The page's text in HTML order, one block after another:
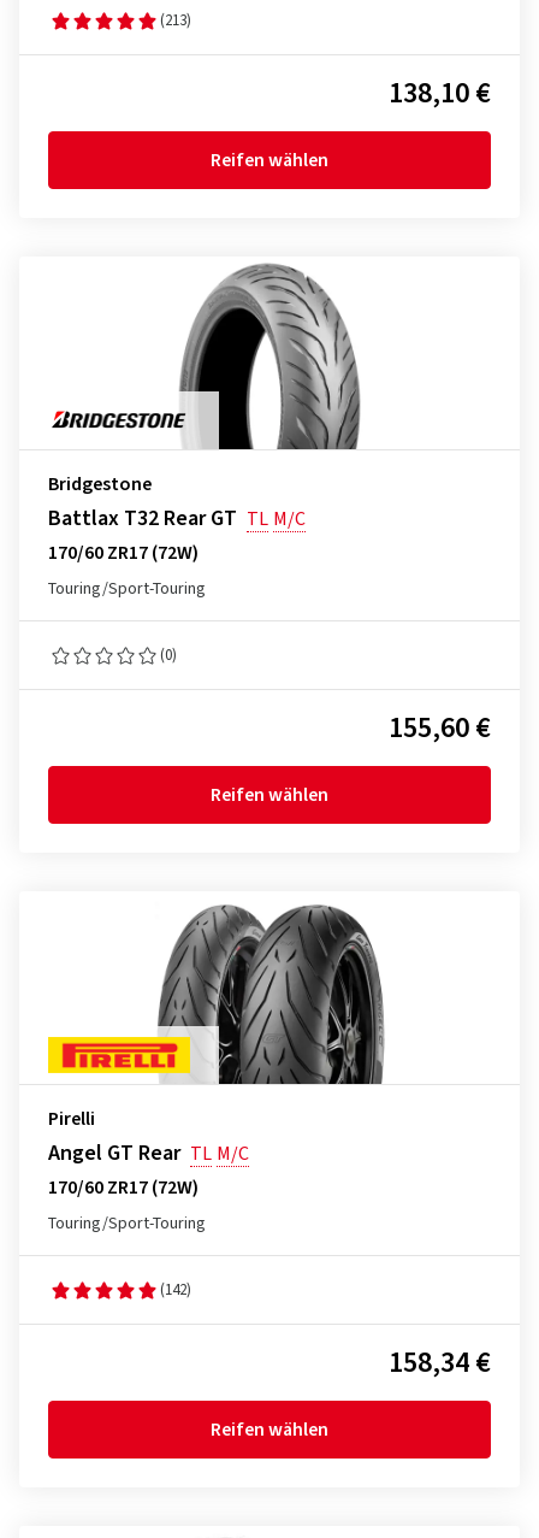
(213)
138,10 €
Reifen wählen
Bridgestone
Battlax T32 Rear GT TL M/C
170/60 ZR17 (72W)
Touring/Sport-Touring
(0)
155,60 €
Reifen wählen
Pirelli
Angel GT Rear TL M/C
170/60 ZR17 (72W)
Touring/Sport-Touring
(142)
158,34 €
Reifen wählen